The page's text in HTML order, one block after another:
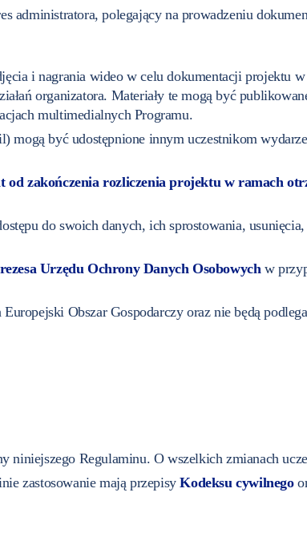
administratora, polegający na prowadzeniu
i nagrania wideo w celu dokumentacji projektu
organizatora. Materiały te mogą być
multimedialnych Programu.
mogą być udostępnione innym uczestnikom
od zakończenia rozliczenia projektu w ramach
do swoich danych, ich sprostowania,
Urzędu Ochrony Danych Osobowychw
Obszar Gospodarczy oraz nie będą
niniejszego Regulaminu. O wszelkich zmianach
zastosowanie mają przepisyKodeksu cywilnego